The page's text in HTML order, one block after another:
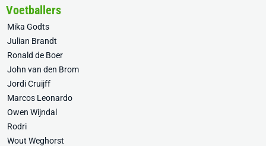
Voetballers
Mika Godts
Julian Brandt
Ronald de Boer
John van den Brom
Jordi Cruijff
Marcos Leonardo
Owen Wijndal
Rodri
Wout Weghorst